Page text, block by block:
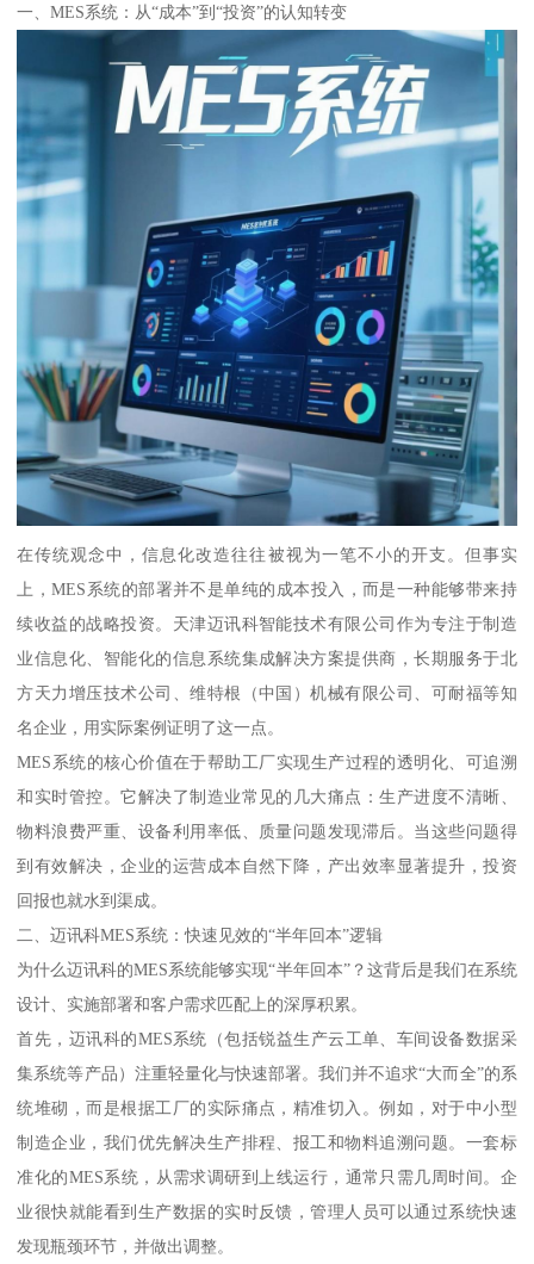
一、MES系统：从“成本”到“投资”的认知转变
在传统观念中，信息化改造往往被视为一笔不小的开支。但事实
上，MES系统的部署并不是单纯的成本投入，而是一种能够带来持
续收益的战略投资。天津迈讯科智能技术有限公司作为专注于制造
业信息化、智能化的信息系统集成解决方案提供商，长期服务于北
方天力增压技术公司、维特根（中国）机械有限公司、可耐福等知
名企业，用实际案例证明了这一点。
MES系统的核心价值在于帮助工厂实现生产过程的透明化、可追溯
和实时管控。它解决了制造业常见的几大痛点：生产进度不清晰、
物料浪费严重、设备利用率低、质量问题发现滞后。当这些问题得
到有效解决，企业的运营成本自然下降，产出效率显著提升，投资
回报也就水到渠成。
二、迈讯科MES系统：快速见效的“半年回本”逻辑
为什么迈讯科的MES系统能够实现“半年回本”？这背后是我们在系统
设计、实施部署和客户需求匹配上的深厚积累。
首先，迈讯科的MES系统（包括锐益生产云工单、车间设备数据采
集系统等产品）注重轻量化与快速部署。我们并不追求“大而全”的系
统堆砌，而是根据工厂的实际痛点，精准切入。例如，对于中小型
制造企业，我们优先解决生产排程、报工和物料追溯问题。一套标
准化的MES系统，从需求调研到上线运行，通常只需几周时间。企
业很快就能看到生产数据的实时反馈，管理人员可以通过系统快速
发现瓶颈环节，并做出调整。